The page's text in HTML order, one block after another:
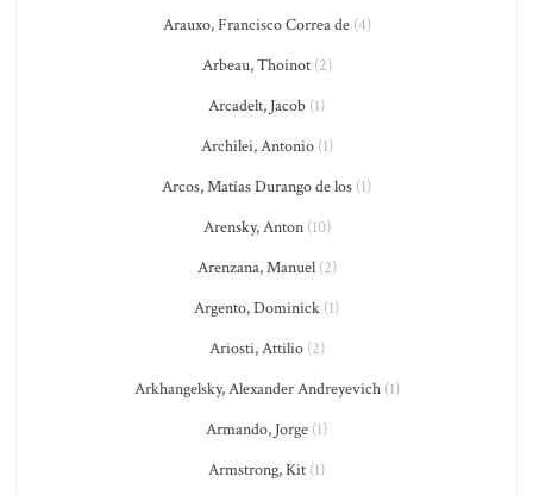
Arauxo, Francisco Correa de(4)
Arbeau, Thoinot(2)
Arcadelt, Jacob (1)
Archilei, Antonio(1)
Arcos, Matías Durango de los (1)
Arensky, Anton(10)
Arenzana, Manuel(2)
Argento, Dominick (1)
Ariosti, Attilio(2)
Arkhangelsky, Alexander Andreyevich(1)
Armando, Jorge (1)
Armstrong, Kit (1)